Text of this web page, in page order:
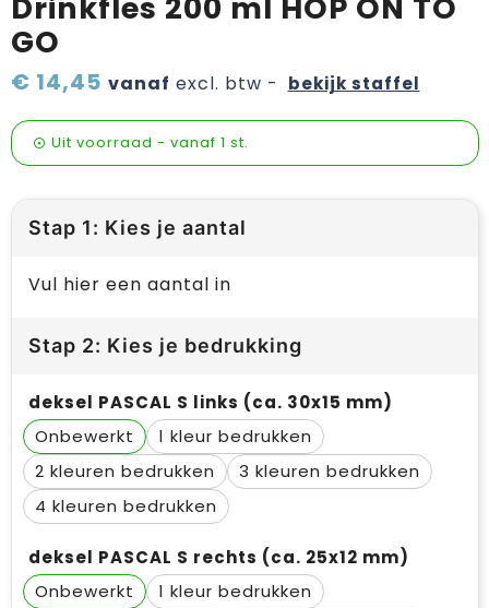
Drinkfles 200 ml HOP ON TO
GO
€ 14,45 vanaf excl. btw - bekijk staffel
Uit voorraad - vanaf 1 st.
Stap 1: Kies je aantal
Vul hier een aantal in
Stap 2: Kies je bedrukking
deksel PASCAL S links (ca. 30x15 mm)
Onbewerkt
1
2
3
4
deksel PASCAL S rechts (ca. 25x12 mm)
Onbewerkt
1